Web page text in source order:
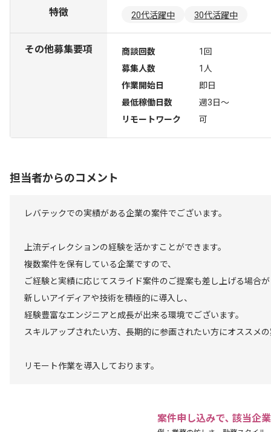
特徴 20代活躍中 30代活躍中
その他募集要項 商談回数
1回
募集人数
1人
作業開始日
即日
最低稼働日数
週3日〜
リモートワーク
可
担当者からのコメント
レバテックでの実績がある企業の案件でございます。
上流ディレクションの経験を活かすことができます。
複数案件を保有している企業ですので、
ご経験と実績に応じてスライド案件のご提案も差し上げる場合
新しいアイディアや技術を積極的に導入し、
経験豊富なエンジニアと成長が出来る環境でございます。
スキルアップされたい方、長期的に参画されたい方にオススメ
リモート作業を導入しております。
案件申し込みで､ 該当企